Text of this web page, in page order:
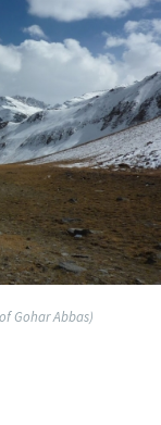
Gohar Abbas)